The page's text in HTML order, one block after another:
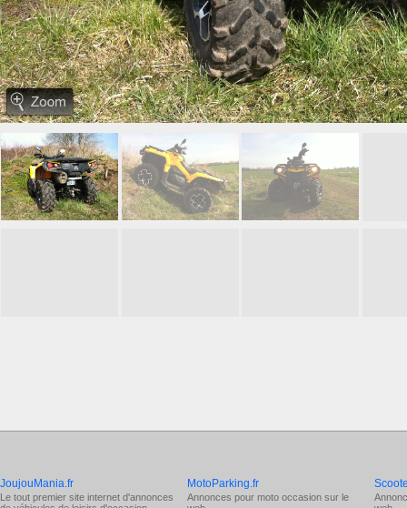
JoujouMania.fr
Le tout premier site internet d'annonces
MotoParking.fr
Annonces pour moto occasion sur le